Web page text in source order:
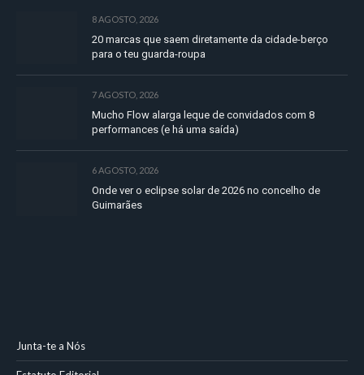
8 AGOSTO, 2026
20 marcas que saem diretamente da cidade-berço
para o teu guarda-roupa
7 AGOSTO, 2026
Mucho Flow alarga leque de convidados com 8
performances (e há uma saída)
6 AGOSTO, 2026
Onde ver o eclipse solar de 2026 no concelho de
Guimarães
Junta-te a Nós